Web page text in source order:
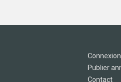
Connexion
Publier
Contact